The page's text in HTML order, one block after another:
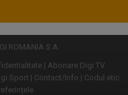
ROMANIA S.A.
Abonare Digi TV
Sport Contact/Info
Codul etic